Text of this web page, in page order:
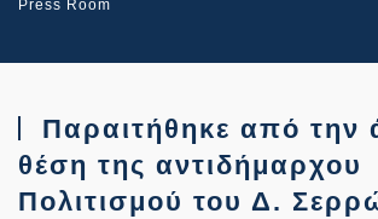
Press Room
Παραιτήθηκε από την
θέση της αντιδήμαρχου
Πολιτισμού του Δ.